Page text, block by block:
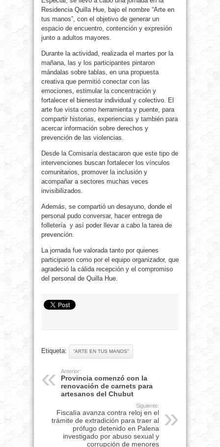
Residencia Quilla Hue, bajo el nombre “Arte en
tus manos”, con el objetivo de generar un
espacio de encuentro, contención y expresión
junto a adultos mayores.
Durante la actividad, realizada el martes por la
mañana, las y los participantes pintaron
mándalas sobre tablas, en una propuesta
creativa que permitió conectar con las
emociones, estimular la concentración y
fortalecer el bienestar individual y colectivo. El
arte fue vista como herramienta y puente, para
compartir historias, experiencias y también para
acercar información sobre derechos y
prevención de las violencias.
Desde la Comisaría destacaron que este tipo de
intervenciones buscan fortalecer los vínculos
comunitarios, promover la inclusión y
acompañar a sectores muchas veces
invisibilizados.
Además, se compartió un desayuno, donde el
personal pudo conversar, hacer entrega de
folletería y así poder llevar a cabo la tarea de
prevención.
La jornada fue valorada tanto por quienes
participaron como por el equipo organizador, que
agradeció la cálida recepción y el compromiso
del personal de Quilla Hue.
Etiqueta: “ARTE EN TUS MANOS”
Anterior:
Provincia comenzó con la
renovación de carnets para
artesanos del Chubut
Siguiente:
Fiscalía avanza contra reloj en el
trámite de extradición para traer al
prófugo detenido en Palena
investigado por abuso sexual y
corrupción de menores